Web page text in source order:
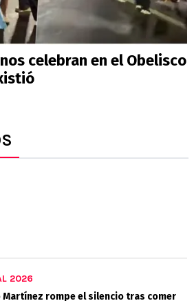
celebran en el Obelisco
2026
Martínez rompe el silencio tras comer